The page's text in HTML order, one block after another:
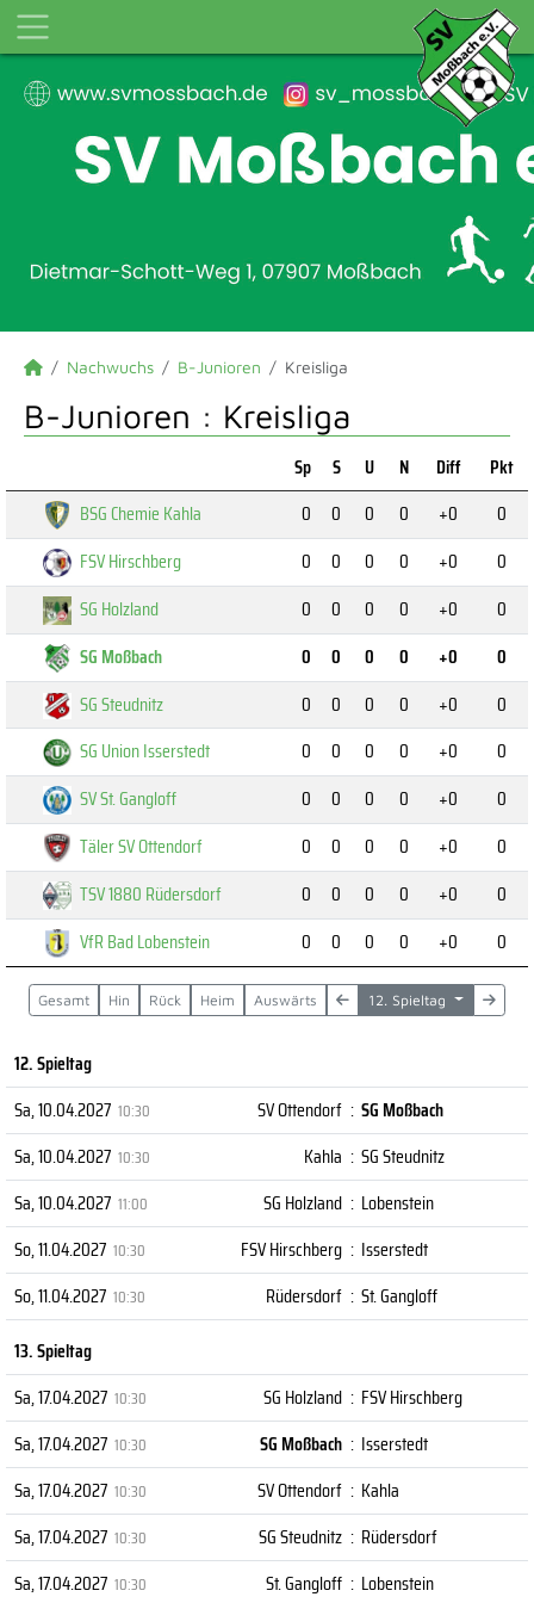
Nachwuchs B-Junioren Kreisliga
B-Junioren : Kreisliga
Sp S U N Diff
Pkt
BSG Chemie Kahla
0 0 0 0 +0
0
FSV Hirschberg
0 0 0 0 +0
0
SG Holzland
0 0 0 0 +0
0
SG Moßbach
0 0 0 0 +0
0
SG Steudnitz
0 0 0 0 +0
0
SG Union Isserstedt
0 0 0 0 +0
0
SV St. Gangloff
0 0 0 0 +0
0
Täler SV Ottendorf
0 0 0 0 +0
0
TSV 1880 Rüdersdorf
0 0 0 0 +0
0
VfR Bad Lobenstein
0 0 0 0 +0 0
Gesamt Hin Rück Heim Auswärts 12. Spieltag
12. Spieltag
Sa, 10.04.2027 10:30 SV Ottendorf : SG Moßbach
Sa, 10.04.2027 10:30 Kahla : SG Steudnitz
Sa, 10.04.2027 11:00 SG Holzland : Lobenstein
So, 11.04.2027 10:30 FSV Hirschberg : Isserstedt
So, 11.04.2027 10:30 Rüdersdorf : St. Gangloff
13. Spieltag
Sa, 17.04.2027 10:30 SG Holzland : FSV Hirschberg
Sa, 17.04.2027 10:30 SG Moßbach : Isserstedt
Sa, 17.04.2027 10:30 SV Ottendorf : Kahla
Sa, 17.04.2027 10:30 SG Steudnitz : Rüdersdorf
Sa, 17.04.2027 10:30 St. Gangloff : Lobenstein